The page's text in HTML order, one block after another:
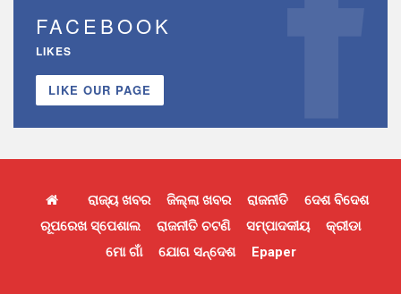
FACEBOOK
LIKES
LIKE OUR PAGE
ରାଜ୍ୟ ଖବର ଜିଲ୍ଲା ଖବର ରାଜନୀତି
ଦେଶ ବିଦେଶ
ରୂପରେଖ ସ୍ପେଶାଲ
ରାଜନୀତି ଚଟଣି ସମ୍ପାଦକୀୟ
କ୍ରୀଡା
ମୋ ଗାଁ
ଯୋଗ ସନ୍ଦେଶ Epaper